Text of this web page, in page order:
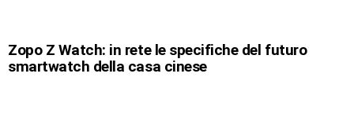
Zopo Z Watch: in rete le specifiche del futuro
smartwatch della casa cinese